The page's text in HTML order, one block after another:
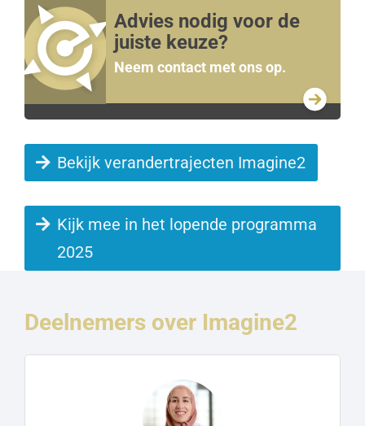
Advies nodig voor de
juiste keuze?
Neem contact met ons op.
Bekijk verandertrajecten Imagine2
Kijk mee in het lopende programma
2025
Deelnemers over Imagine2